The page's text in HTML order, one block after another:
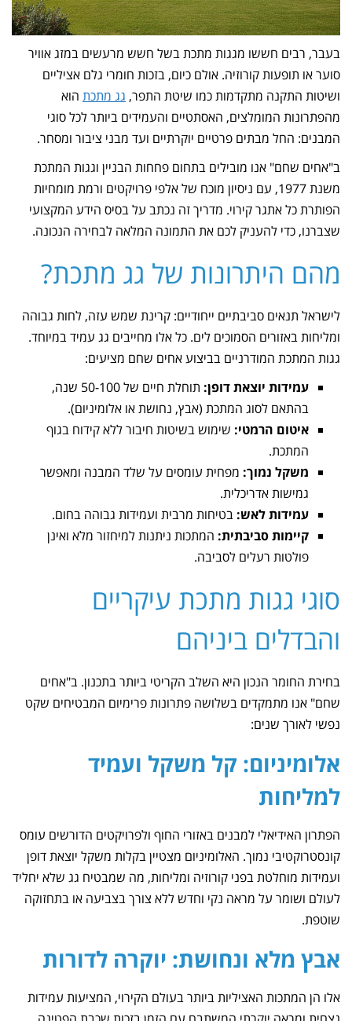
בעבר, רבים חששו מגגות מתכת בשל חשש מרעשים במזג אוויר
סוער או תופעות קורוזיה. אולם כיום, בזכות חומרי גלם אציליים
ושיטות התקנה מתקדמות כמו שיטת התפר, גג מתכת הוא
מהפתרונות המומלצים, האסתטיים והעמידים ביותר לכל סוגי
המבנים: החל מבתים פרטיים יוקרתיים ועד מבני ציבור ומסחר.
ב"אחים שחם" אנו מובילים בתחום פחחות הבניין וגגות המתכת
משנת 1977, עם ניסיון מוכח של אלפי פרויקטים ורמת מומחיות
הפותרת כל אתגר קירוי. מדריך זה נכתב על בסיס הידע המקצועי
שצברנו, כדי להעניק לכם את התמונה המלאה לבחירה הנכונה.
מהם היתרונות של גג מתכת?
לישראל תנאים סביבתיים ייחודיים: קרינת שמש עזה, לחות גבוהה
ומליחות באזורים הסמוכים לים. כל אלו מחייבים גג עמיד במיוחד.
גגות המתכת המודרניים בביצוע אחים שחם מציעים:
עמידות יוצאת דופן:
תוחלת חיים של 50-100 שנה,
בהתאם לסוג המתכת (אבץ, נחושת או אלומיניום).
איטום הרמטי: שימוש בשיטות חיבור ללא קידוח בגוף
המתכת.
משקל נמוך: מפחית עומסים על שלד המבנה ומאפשר
גמישות אדריכלית.
עמידות לאש: בטיחות מרבית ועמידות גבוהה בחום.
קיימות סביבתית: המתכות ניתנות למיחזור מלא ואינן
פולטות רעלים לסביבה.
סוגי גגות מתכת עיקריים
והבדלים ביניהם
בחירת החומר הנכון היא השלב הקריטי ביותר בתכנון. ב"אחים
שחם" אנו מתמקדים בשלושה פתרונות פרימיום המבטיחים שקט
נפשי לאורך שנים:
אלומיניום: קל משקל ועמיד
למליחות
הפתרון האידיאלי למבנים באזורי החוף ולפרויקטים הדורשים עומס
קונסטרוקטיבי נמוך. האלומיניום מצטיין בקלות משקל יוצאת דופן
ועמידות מוחלטת בפני קורוזיה ומליחות, מה שמבטיח גג שלא יחליד
לעולם ושומר על מראה נקי וחדש ללא צורך בצביעה או בתחזוקה
שוטפת.
אבץ מלא ונחושת: יוקרה לדורות
אלו הן המתכות האציליות ביותר בעולם הקירוי, המציעות עמידות